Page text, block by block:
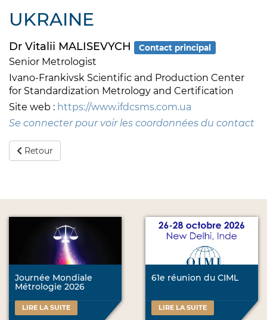
UKRAINE
Dr Vitalii MALISEVYCH Contact principal
Senior Metrologist
Ivano-Frankivsk Scientific and Production Center
for Standardization Metrology and Certification
Site web : https://www.ifdcsms.com.ua
Se connecter pour voir les coordonnées du contact
Retour
Journée Mondiale
Métrologie 2026
LIRE LA SUITE
61e réunion du CIML
LIRE LA SUITE